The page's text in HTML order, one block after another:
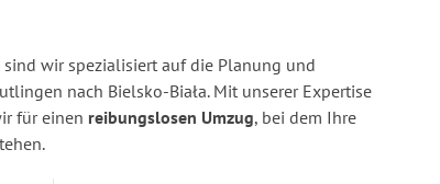
wir spezialisiert auf die Planung und
nach Bielsko-Biała. Mit unserer Expertise
für einen reibungslosen Umzug, bei dem Ihre